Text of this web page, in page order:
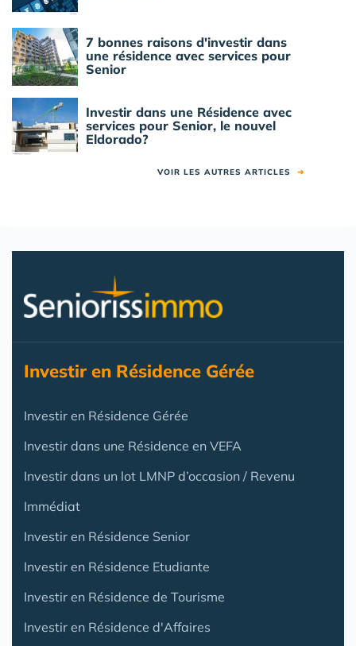
7 bonnes raisons d'investir dans
une résidence avec services pour
Senior
Investir dans une Résidence avec
services pour Senior, le nouvel
Eldorado?
VOIR LES AUTRES ARTICLES ➜
Investir en Résidence Gérée
Investir en Résidence Gérée
Investir dans une Résidence en VEFA
Investir dans un lot LMNP d’occasion / Revenu
Immédiat
Investir en Résidence Senior
Investir en Résidence Etudiante
Investir en Résidence de Tourisme
Investir en Résidence d'Affaires